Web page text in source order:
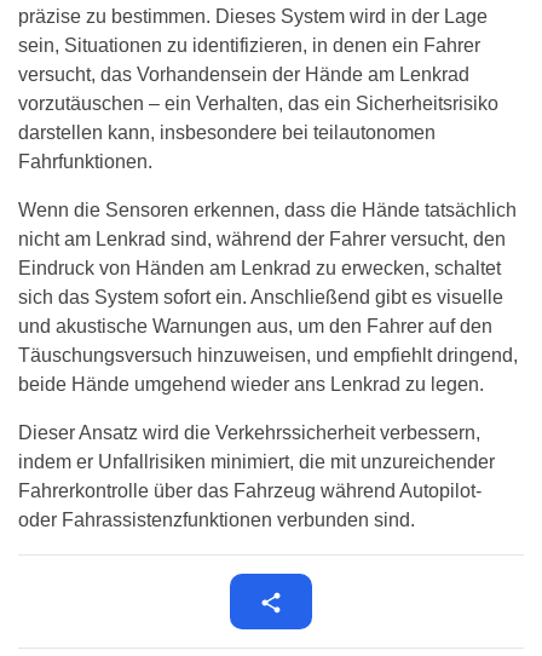
präzise zu bestimmen. Dieses System wird in der Lage
sein, Situationen zu identifizieren, in denen ein Fahrer
versucht, das Vorhandensein der Hände am Lenkrad
vorzutäuschen – ein Verhalten, das ein Sicherheitsrisiko
darstellen kann, insbesondere bei teilautonomen
Fahrfunktionen.
Wenn die Sensoren erkennen, dass die Hände tatsächlich
nicht am Lenkrad sind, während der Fahrer versucht, den
Eindruck von Händen am Lenkrad zu erwecken, schaltet
sich das System sofort ein. Anschließend gibt es visuelle
und akustische Warnungen aus, um den Fahrer auf den
Täuschungsversuch hinzuweisen, und empfiehlt dringend,
beide Hände umgehend wieder ans Lenkrad zu legen.
Dieser Ansatz wird die Verkehrssicherheit verbessern,
indem er Unfallrisiken minimiert, die mit unzureichender
Fahrerkontrolle über das Fahrzeug während Autopilot-
oder Fahrassistenzfunktionen verbunden sind.